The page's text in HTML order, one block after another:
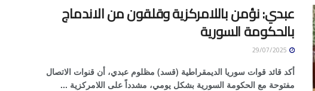
عبدي: نؤمن باللامركزية وقلقون من الاندماج
بالحكومة السورية
أكد قائد قوات سوريا الديمقراطية (قسد) مظلوم عبدي، أن قنوات الاتصال
مفتوحة مع الحكومة السورية بشكل يومي، مشدداً على اللامركزية ...